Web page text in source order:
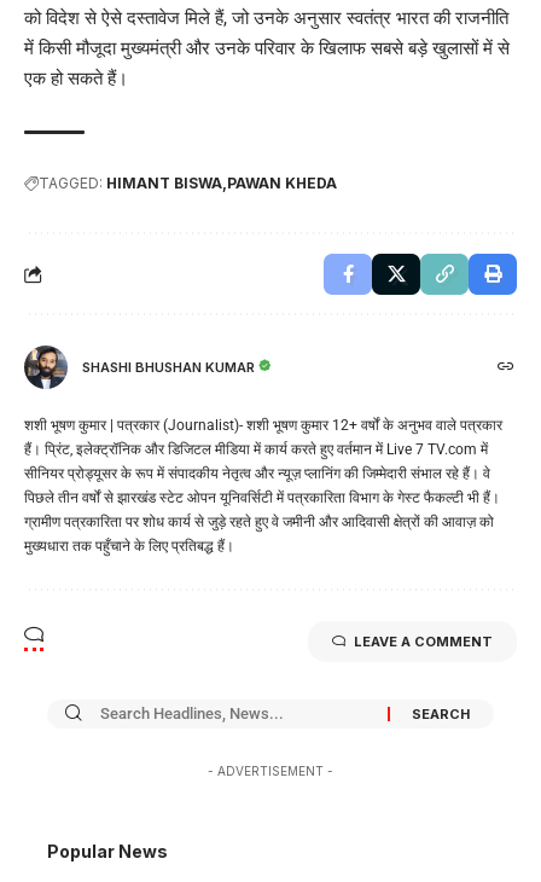
को विदेश से ऐसे दस्तावेज मिले हैं, जो उनके अनुसार स्वतंत्र भारत की राजनीति
में किसी मौजूदा मुख्यमंत्री और उनके परिवार के खिलाफ सबसे बड़े खुलासों में से
एक हो सकते हैं।
TAGGED: HIMANT BISWA PAWAN KHEDA
SHASHI BHUSHAN KUMAR
शशी भूषण कुमार | पत्रकार (Journalist)- शशी भूषण कुमार 12+ वर्षों के अनुभव वाले पत्रकार
हैं। प्रिंट, इलेक्ट्रॉनिक और डिजिटल मीडिया में कार्य करते हुए वर्तमान में Live 7 TV.com में
सीनियर प्रोड्यूसर के रूप में संपादकीय नेतृत्व और न्यूज़ प्लानिंग की जिम्मेदारी संभाल रहे हैं। वे
पिछले तीन वर्षों से झारखंड स्टेट ओपन यूनिवर्सिटी में पत्रकारिता विभाग के गेस्ट फैकल्टी भी हैं।
ग्रामीण पत्रकारिता पर शोध कार्य से जुड़े रहते हुए वे जमीनी और आदिवासी क्षेत्रों की आवाज़ को
मुख्यधारा तक पहुँचाने के लिए प्रतिबद्ध हैं।
LEAVE A COMMENT
- ADVERTISEMENT -
Popular News